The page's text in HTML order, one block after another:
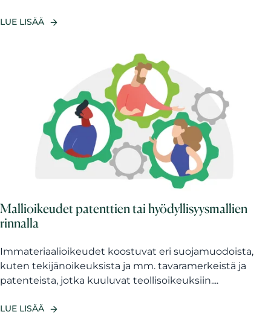
LUE LISÄÄ
Mallioikeudet patenttien tai hyödyllisyysmallien
rinnalla
Immateriaalioikeudet koostuvat eri suojamuodoista,
kuten tekijänoikeuksista ja mm. tavaramerkeistä ja
patenteista, jotka kuuluvat teollisoikeuksiin....
LUE LISÄÄ